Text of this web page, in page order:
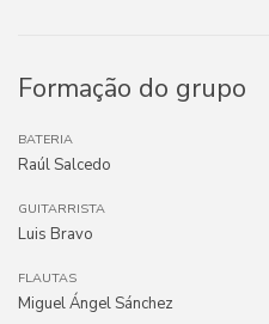
Formação do grupo
BATERIA
Raúl Salcedo
GUITARRISTA
Luis Bravo
FLAUTAS
Miguel Ángel Sánchez